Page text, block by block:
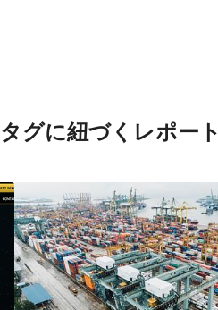
タグに紐づくレポート